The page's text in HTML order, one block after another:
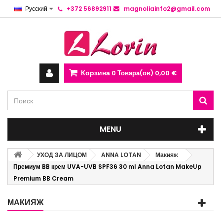
Русский +372 56892911 magnoliainfo2@gmail.com
Корзина 0 Товара(ов) 0,00 €
MENU
УХОД ЗА ЛИЦОМ ANNA LOTAN
Макияж
Премиум BB крем UVA-UVB SPF36 30 ml Anna Lotan MakeUp
Premium BB Cream
МАКИЯЖ